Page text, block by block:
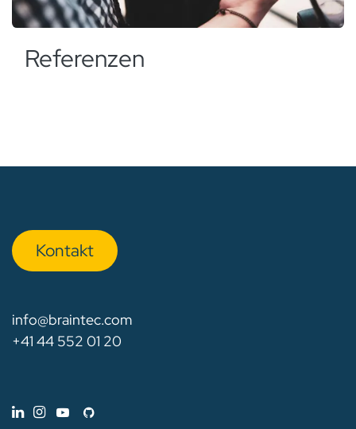
Referenzen
Kon​​​​​​ta​​kt
info@braintec.com
+41 44 552 01 20